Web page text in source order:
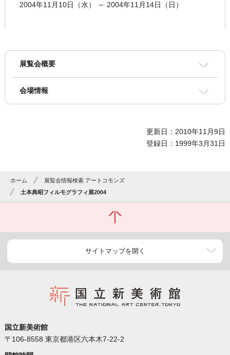
2004年11月10日（水） ～ 2004年11月14日（日）
展覧会概要
会場情報
更新日：2010年11月9日
登録日：1999年3月31日
ホーム
展覧会情報検索 アートコモンズ
土本典昭フィルモグラフィ展2004
サイトマップを開く
国立新美術館
〒106-8558 東京都港区六本木7-22-2